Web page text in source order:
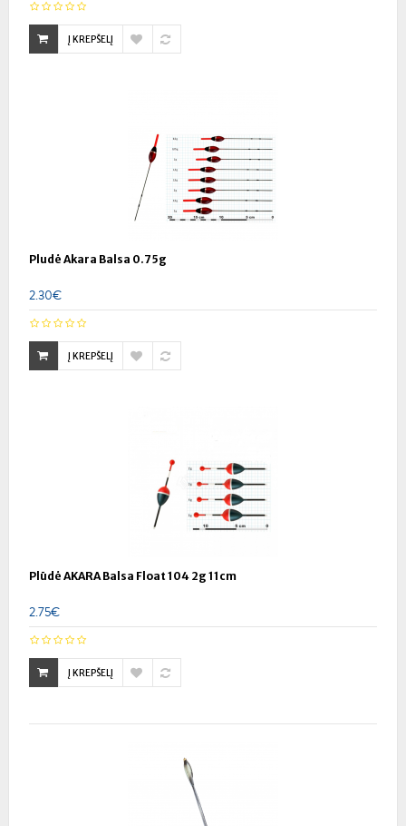
Į KREPŠELĮ
Pludė Akara Balsa 0.75g
2.30€
Į KREPŠELĮ
Plūdė AKARA Balsa Float 104 2g 11cm
2.75€
Į KREPŠELĮ